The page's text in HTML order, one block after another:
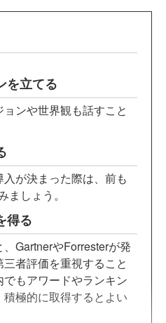
を立てる
ンや世界観も話すこと
が決まった際は、前も
ましょう。
得る
GartnerやForresterが発
者評価を重視すること
もアワードやランキン
極的に取得するとよい